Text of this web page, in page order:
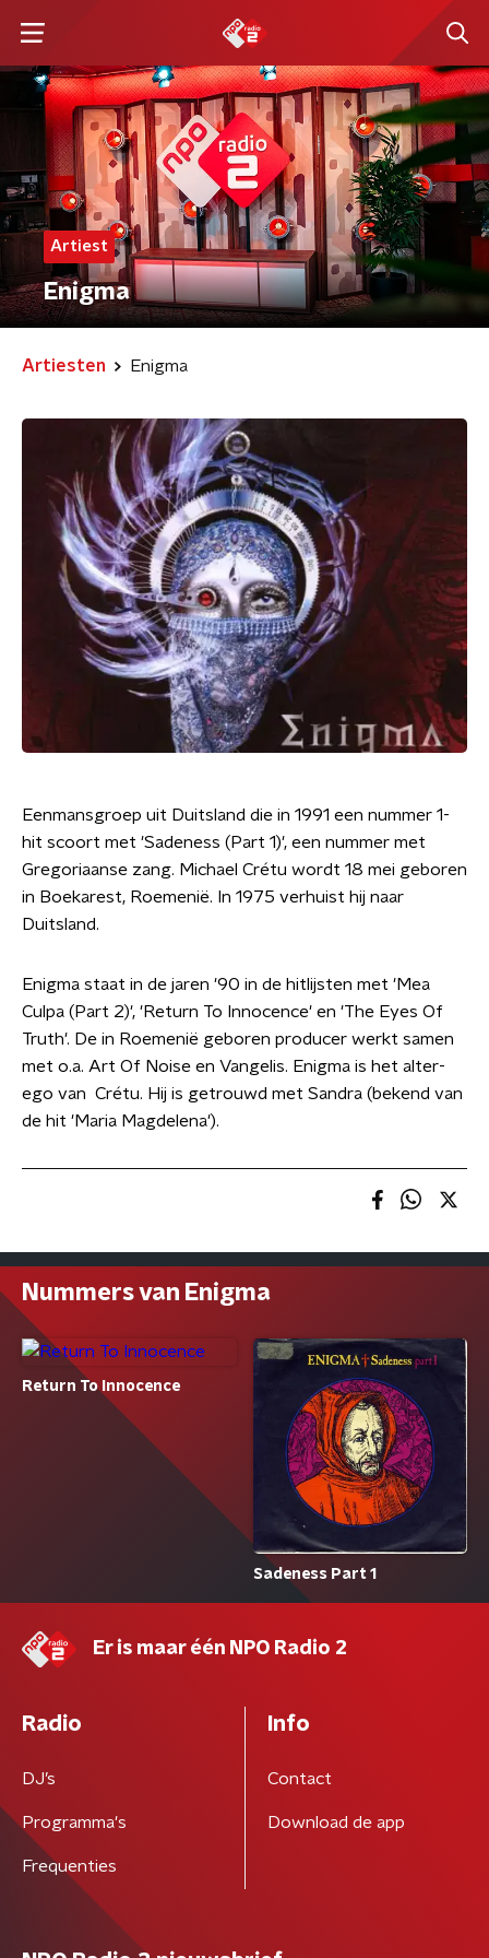
Artiest
Enigma
Artiesten Enigma
Eenmansgroep uit Duitsland die in 1991 een nummer 1-
hit scoort met 'Sadeness (Part 1)', een nummer met
Gregoriaanse zang. Michael Crétu wordt 18 mei geboren
in Boekarest, Roemenië. In 1975 verhuist hij naar
Duitsland.
Enigma staat in de jaren '90 in de hitlijsten met 'Mea
Culpa (Part 2)', 'Return To Innocence' en 'The Eyes Of
Truth'. De in Roemenië geboren producer werkt samen
met o.a. Art Of Noise en Vangelis. Enigma is het alter-
ego van Crétu. Hij is getrouwd met Sandra (bekend van
de hit 'Maria Magdelena').
Nummers van Enigma
Return To Innocence
Sadeness Part 1
Er is maar één NPO Radio 2
Radio
DJ’s
Programma's
Frequenties
Info
Contact
Download de app